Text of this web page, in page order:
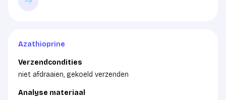
Azathioprine
Verzendcondities
niet afdraaien, gekoeld verzenden
Analyse materiaal